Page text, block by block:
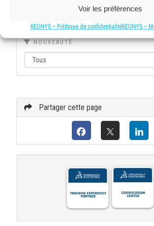
Voir les préfèrences
KEONYS – Politique de confidentialitéKEONYS –
NOUVEAUTÉ
Partager cette page